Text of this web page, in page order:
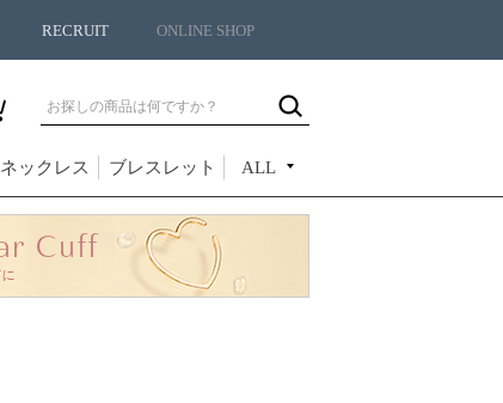
RECRUIT ONLINE SHOP
ネックレス ブレスレット ALL